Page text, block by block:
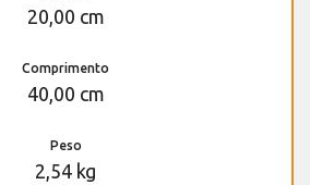
20,00 cm
Comprimento
40,00 cm
Peso
2,54 kg